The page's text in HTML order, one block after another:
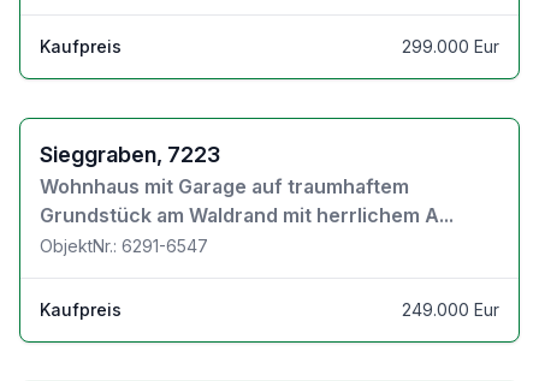
Kaufpreis 299.000 Eur
Zu den Objektdetails
Sieggraben, 7223
Wohnhaus mit Garage auf traumhaftem
Grundstück am Waldrand mit herrlichem A...
ObjektNr.: 6291-6547
Kaufpreis 249.000 Eur